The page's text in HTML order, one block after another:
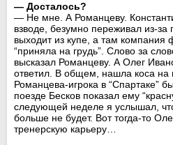
— Досталось?
— Не мне. А Романцеву.
взводе, безумно переживал из-за
выходит из купе, а там компания
“приняла на грудь”. Слово за
высказал Романцеву. А Олег
ответил. В общем, нашла коса на
Романцева-игрока в “Спартаке”
поезде Бесков показал ему
следующей неделе я услышал,
больше не будет. Вот тогда-то
тренерскую карьеру…